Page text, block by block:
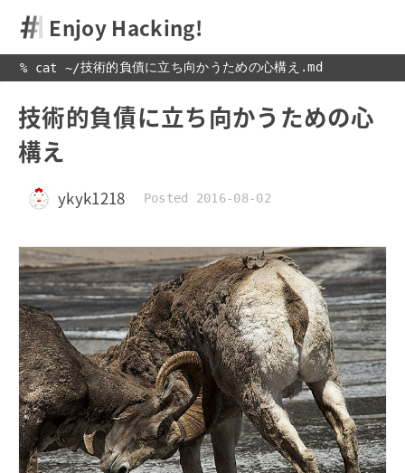
Enjoy Hacking!
% cat ~/技術的負債に立ち向かうための心構え.md
技術的負債に立ち向かうための心
構え
ykyk1218 Posted 2016-08-02